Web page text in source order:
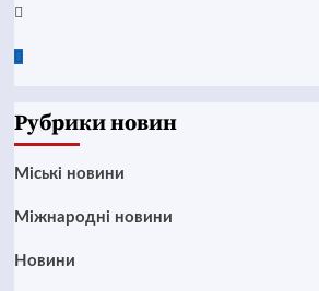
Twitter
Google
Рубрики новин
Mіські новини
Міжнародні новини
Новини